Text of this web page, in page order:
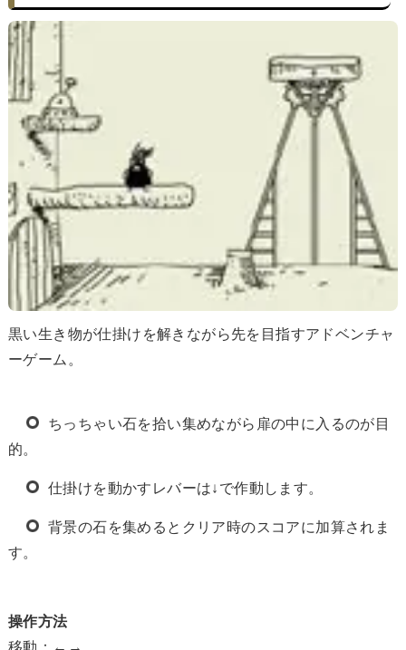
黒い生き物が仕掛けを解きながら先を目指すアドベンチャ
ーゲーム。
ちっちゃい石を拾い集めながら扉の中に入るのが目
的。
仕掛けを動かすレバーは↓で作動します。
背景の石を集めるとクリア時のスコアに加算されま
す。
操作方法
移動：←→